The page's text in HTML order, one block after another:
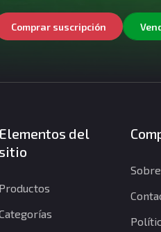
Comprar suscripción
Elementos del
sitio
Productos